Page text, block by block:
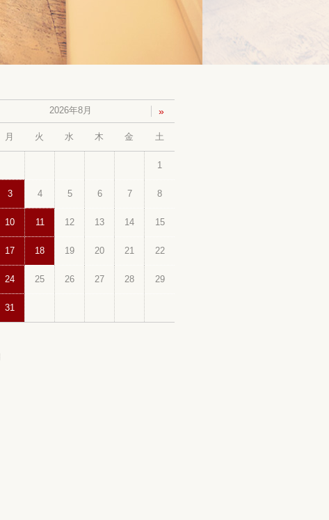
2026年8月 »
月 火 水 木 金 土
1
3 4 5 6 7 8
10 11 12 13 14 15
17 18 19 20 21 22
24 25 26 27 28 29
31